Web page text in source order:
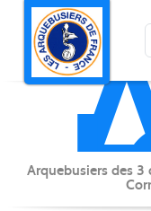
Arquebusiers des
Panneau de gestion